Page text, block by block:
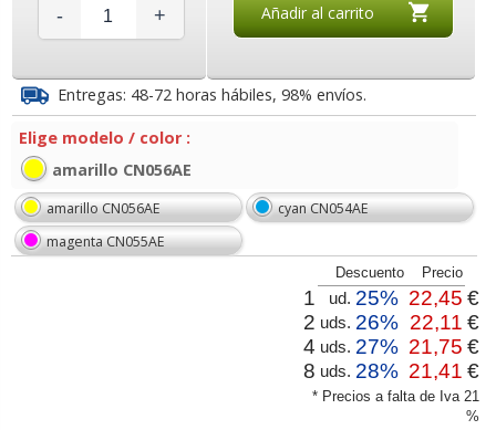
- + Añadir al carrito
Entregas: 48-72 horas hábiles, 98% envíos.
Elige modelo / color :
amarillo CN056AE
amarillo CN056AE
cyan CN054AE
magenta CN055AE
* Precios a falta de Iva 21
%
Descuento Precio
1 ud. 25% 22,45 €
2 uds. 26% 22,11 €
4 uds. 27% 21,75 €
8 uds. 28% 21,41 €